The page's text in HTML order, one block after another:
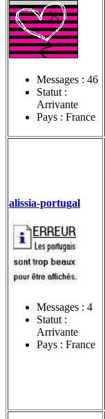
Messages : 46
Statut :
Arrivante
Pays : France
alissia-portugal
Messages : 4
Statut :
Arrivante
Pays : France